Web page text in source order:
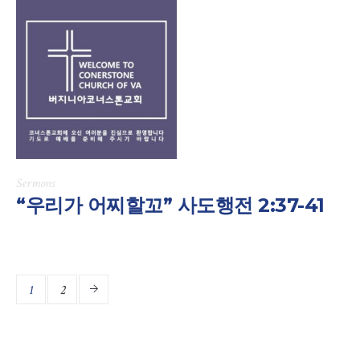
Sermons
“우리가 어찌할꼬” 사도행전 2:37-41
1 2